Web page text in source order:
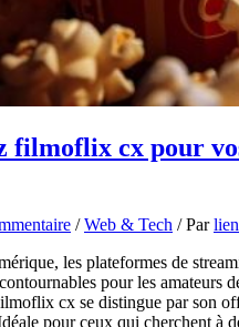
filmoflix cx pour
/Web & Tech / Par
les plateformes de
pour les amateurs
cx se distingue par son
pour ceux qui cherchent à